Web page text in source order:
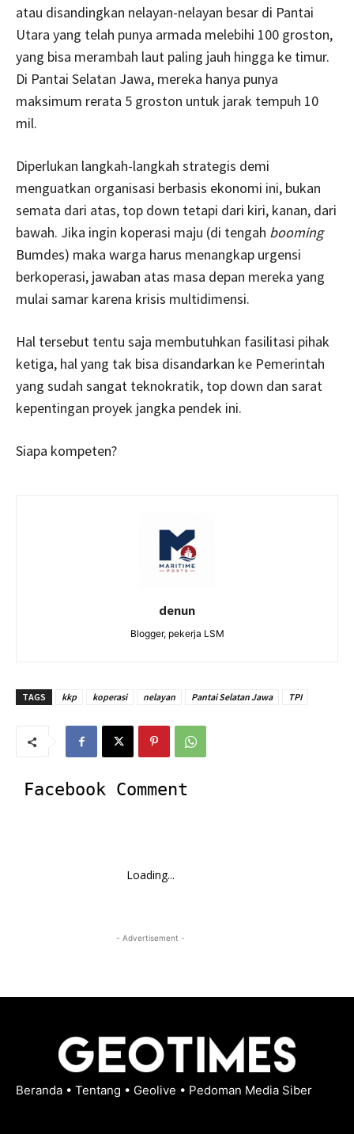
atau disandingkan nelayan-nelayan besar di Pantai
Utara yang telah punya armada melebihi 100 groston,
yang bisa merambah laut paling jauh hingga ke timur.
Di Pantai Selatan Jawa, mereka hanya punya
maksimum rerata 5 groston untuk jarak tempuh 10
mil.
Diperlukan langkah-langkah strategis demi
menguatkan organisasi berbasis ekonomi ini, bukan
semata dari atas, top down tetapi dari kiri, kanan, dari
bawah. Jika ingin koperasi maju (di tengah booming
Bumdes) maka warga harus menangkap urgensi
berkoperasi, jawaban atas masa depan mereka yang
mulai samar karena krisis multidimensi.
Hal tersebut tentu saja membutuhkan fasilitasi pihak
ketiga, hal yang tak bisa disandarkan ke Pemerintah
yang sudah sangat teknokratik, top down dan sarat
kepentingan proyek jangka pendek ini.
Siapa kompeten?
denun
Blogger, pekerja LSM
TAGS kkp koperasi nelayan Pantai Selatan Jawa TPI
Facebook Comment
Loading...
- Advertisement -
Beranda • Tentang • Geolive • Pedoman Media Siber